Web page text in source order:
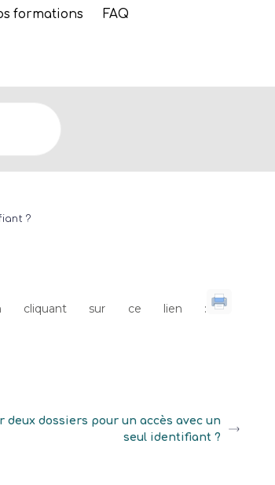
formations FAQ
?
cliquant sur ce lien :
deux dossiers pour un accès avec un
seul identifiant ?